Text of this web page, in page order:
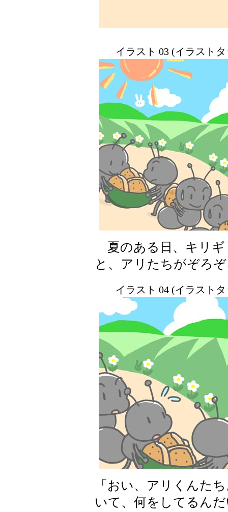
イラスト 03 (イラスト
夏のある日、キリギ
と、アリたちがぞろ
イラスト 04 (イラスト
「おい、アリくんた
いて、何をしてるん